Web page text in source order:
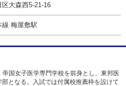
大森西5-21-16
線 梅屋敷駅
帝国女子医学専門学校を前身とし、東邦医
となる。入試では付属校推薦枠を設けて